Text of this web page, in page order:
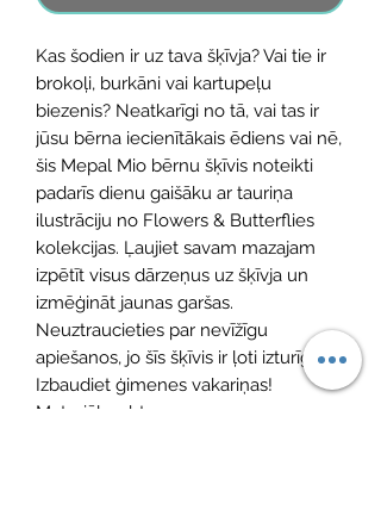
Kas šodien ir uz tava šķīvja? Vai tie ir
brokoļi, burkāni vai kartupeļu
biezenis? Neatkarīgi no tā, vai tas ir
jūsu bērna iecienītākais ēdiens vai nē,
šis Mepal Mio bērnu šķīvis noteikti
padarīs dienu gaišāku ar tauriņa
ilustrāciju no Flowers & Butterflies
kolekcijas. Ļaujiet savam mazajam
izpētīt visus dārzeņus uz šķīvja un
izmēģināt jaunas garšas.
Neuztraucieties par nevīžīgu
apiešanos, jo šīs šķīvis ir ļoti izturīgs.
Izbaudiet ģimenes vakariņas!
Materiāls: pbt